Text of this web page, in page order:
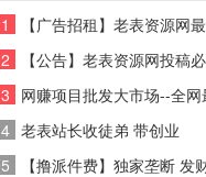
1
【广告招租】老表资源网
2
【公告】老表资源网投稿
3 网赚项目批发大市场--全网
4 老表站长收徒弟 带创业
5
【撸派件费】独家垄断 发